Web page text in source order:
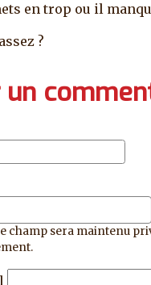
en trop ou il
?
champ sera maintenu